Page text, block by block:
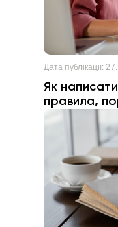
Дата публікації:
Як
правила,